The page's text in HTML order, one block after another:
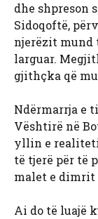
dhe shpreson
Sidoqoftë,
njerëzit mund
larguar.
gjithçka që
Ndërmarrja e
Vështirë në
yllin e
të tjerë për të
malet e dimrit
Ai do të luajë